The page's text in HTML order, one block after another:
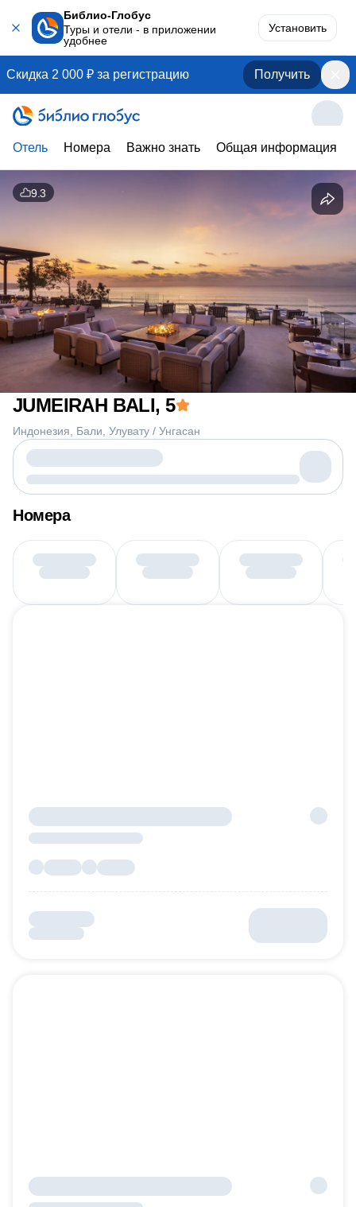
Библио-Глобус
Туры и отели - в приложении
удобнее
Установить
Скидка 2 000 ₽ за регистрацию Получить
Отель Номера Важно знать Общая информация
JUMEIRAH BALI, 5
Индонезия Бали Улувату / Унгасан
9.3
Номера